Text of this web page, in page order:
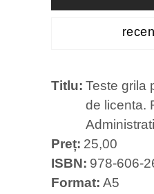
Titlu Teste grila
de licenta.
Preț 25,00
ISBN 978-606-
Format A5